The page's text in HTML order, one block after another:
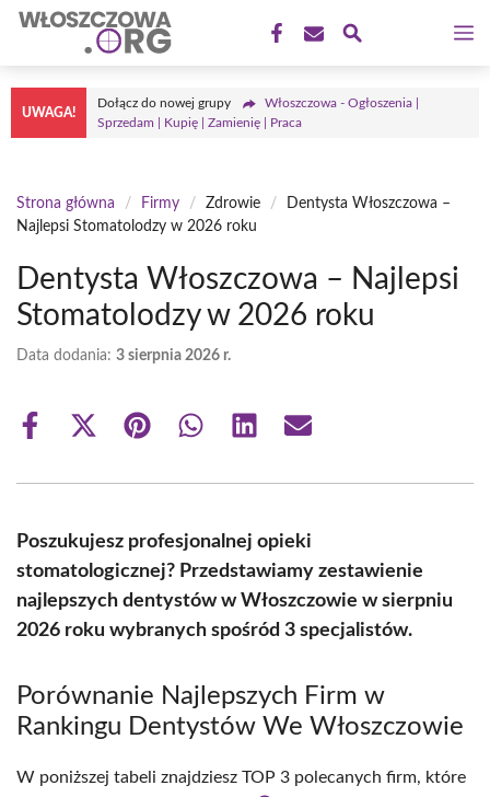
Przejdź
treści
UWAGA!
Dołącz do nowej grupy
Włoszczowa - Ogłoszenia |
Sprzedam | Kupię | Zamienię | Praca
Strona główna / Firmy / Zdrowie /
Dentysta Włoszczowa –
Najlepsi Stomatolodzy w 2026 roku
Dentysta Włoszczowa – Najlepsi
Stomatolodzy w 2026 roku
Data dodania: 3 sierpnia 2026 r.
Share
Share
(Twitter)
Share Share Share Share
Poszukujesz profesjonalnej opieki
stomatologicznej? Przedstawiamy zestawienie
najlepszych dentystów w Włoszczowie w sierpniu
2026 roku wybranych spośród 3 specjalistów.
Porównanie Najlepszych Firm w
Rankingu Dentystów We Włoszczowie
W poniższej tabeli znajdziesz TOP 3 polecanych firm, które